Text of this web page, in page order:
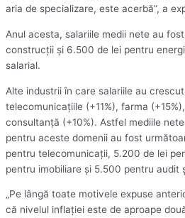
aria de specializare, este acerbă”, a
Anul acesta, salariile medii nete au
construcţii şi 6.500 de lei pentru
salarial.
Alte industrii în care salariile au
telecomunicaţiile (+11%), farma
consultanţă (+10%). Astfel mediile
pentru aceste domenii au fost
pentru telecomunicaţii, 5.200 de lei
pentru imobiliare şi 5.500 pentru audit
„Pe lângă toate motivele expuse
că nivelul inflaţiei este de aproape